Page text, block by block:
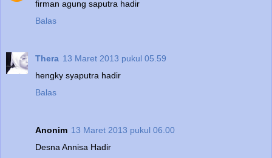
firman agung saputra hadir
Balas
Thera 13 Maret 2013 pukul 05.59
hengky syaputra hadir
Balas
Anonim 13 Maret 2013 pukul 06.00
Desna Annisa Hadir